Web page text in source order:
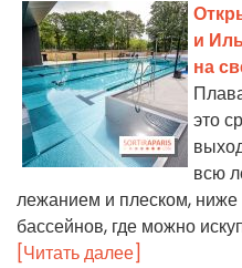
и
на
это
всю
лежанием и плеском,
бассейнов, где можно
[Читать далее]